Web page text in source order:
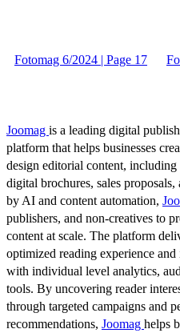
Fotomag 6/2024 | Page 17
Joomag is a leading digital
platform that helps businesses
design editorial content,
digital brochures, sales
by AI and content automation,
publishers, and non-creatives to
content at scale. The platform
optimized reading experience
with individual level analytics,
tools. By uncovering reader
through targeted campaigns and
recommendations, Joomag helps